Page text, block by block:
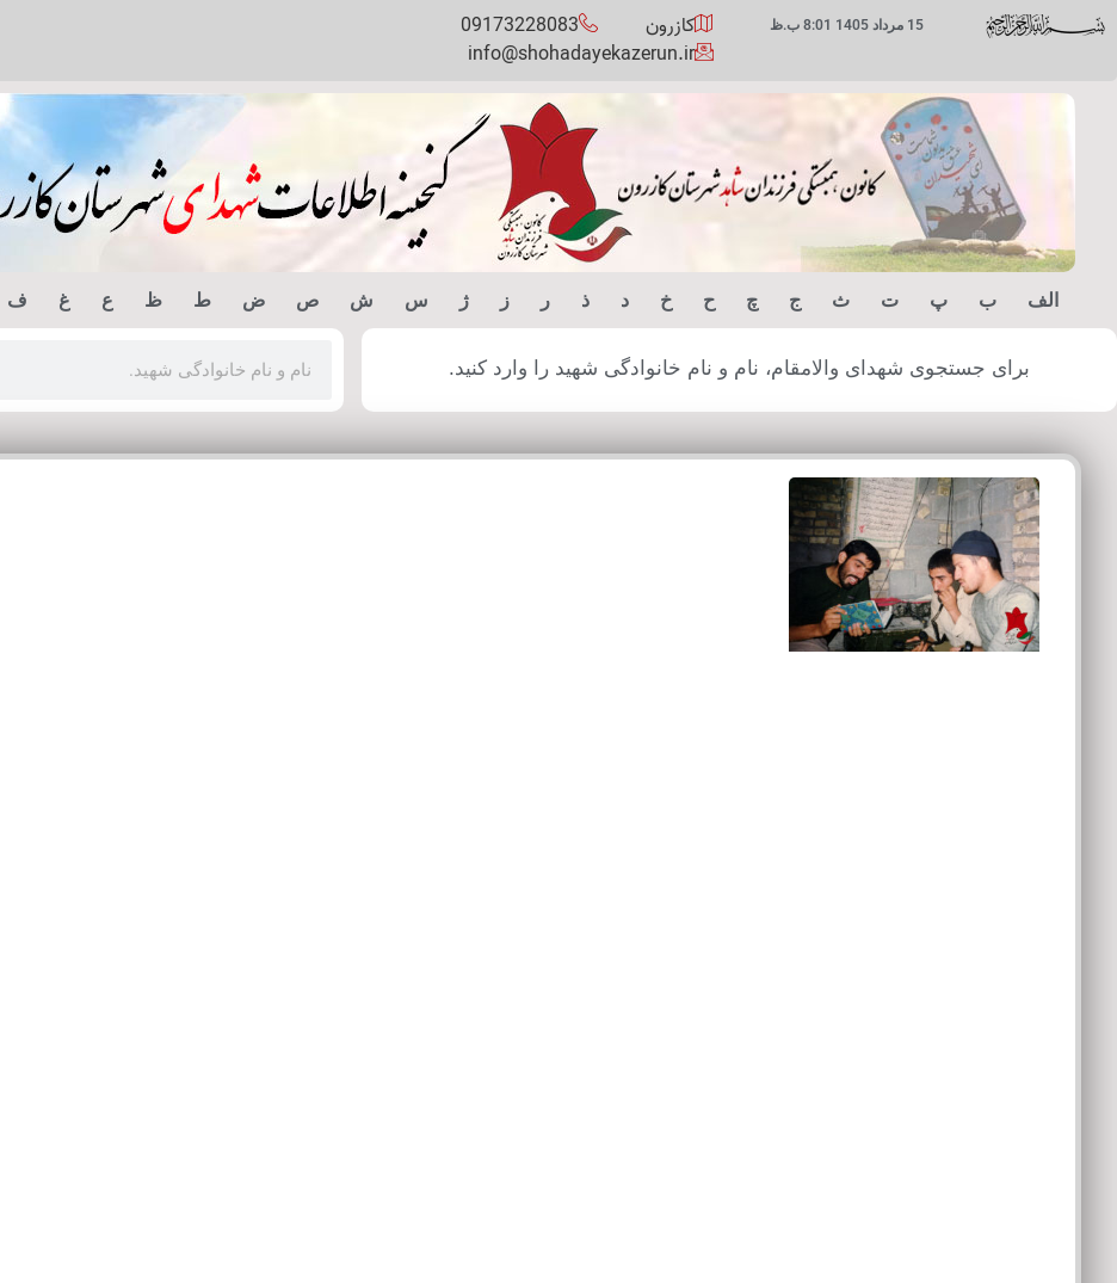
15 مرداد 1405 8:01 ب.ظ کازرون
09173228083
info@shohadayekazerun.ir
الف ب پ ت ث ج چ ح خ د ذ ر ز ژ س ش ص ض ط ظ ع غ ف
برای جستجوی شهدای والامقام، نام و نام خانوادگی شهید را وارد کنید.